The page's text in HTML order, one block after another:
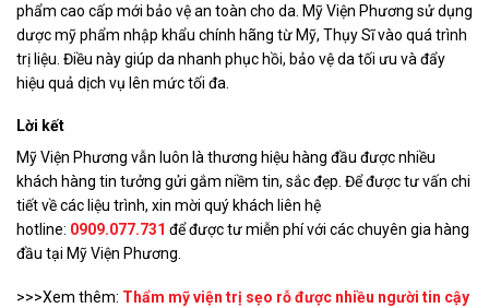
phẩm cao cấp mới bảo vệ an toàn cho da. Mỹ Viện Phương sử dụng
dược mỹ phẩm nhập khẩu chính hãng từ Mỹ, Thụy Sĩ vào quá trình
trị liệu. Điều này giúp da nhanh phục hồi, bảo vệ da tối ưu và đẩy
hiệu quả dịch vụ lên mức tối đa.
Lời kết
Mỹ Viện Phương vẫn luôn là thương hiệu hàng đầu được nhiều
khách hàng tin tưởng gửi gắm niềm tin, sắc đẹp. Để được tư vấn chi
tiết về các liệu trình, xin mời quý khách liên hệ
hotline: 0909.077.731 để được tư miễn phí với các chuyên gia hàng
đầu tại Mỹ Viện Phương.
>>>Xem thêm: Thẩm mỹ viện trị sẹo rỗ được nhiều người tin cậy